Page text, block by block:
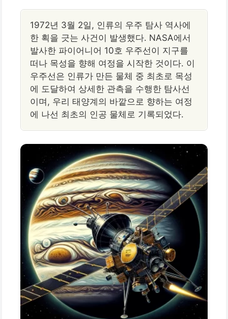
1972년 3월 2일, 인류의 우주 탐사 역사에
한 획을 긋는 사건이 발생했다. NASA에서
발사한 파이어니어 10호 우주선이 지구를
떠나 목성을 향해 여정을 시작한 것이다. 이
우주선은 인류가 만든 물체 중 최초로 목성
에 도달하여 상세한 관측을 수행한 탐사선
이며, 우리 태양계의 바깥으로 향하는 여정
에 나선 최초의 인공 물체로 기록되었다.